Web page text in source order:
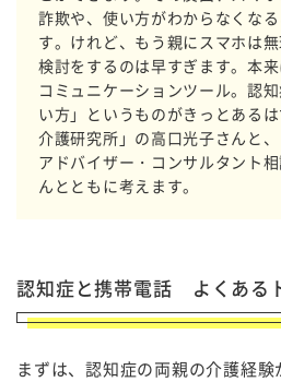
詐欺や、使い方がわからなくな
す。けれど、もう親にスマホは
検討をするのは早すぎます。本
コミュニケーションツール。認
い方」というものがきっとある
介護研究所」の高口光子さんと
アドバイザー・コンサルタント
んとともに考えます。
認知症と携帯電話 よくある
まずは、認知症の両親の介護経